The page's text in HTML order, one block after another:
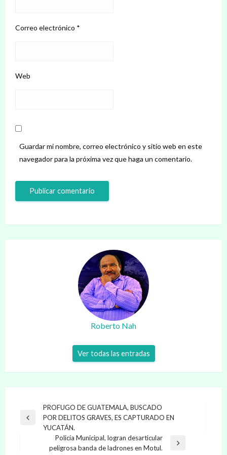
Correo electrónico *
Web
Guardar mi nombre, correo electrónico y sitio web en este
navegador para la próxima vez que haga un comentario.
Roberto Nah
Ver todas las entradas
Navegación
de
entradas
Entrada
PROFUGO DE GUATEMALA, BUSCADO
POR DELITOS GRAVES, ES CAPTURADO EN
YUCATÁN.
Entrada
Policía Municipal, logran desarticular
peligrosa banda de ladrones en Motul.